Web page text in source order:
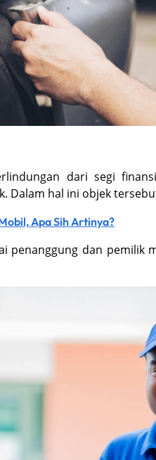
dari segi
Dalam hal ini objek
Apa Sih Artinya?
penanggung dan pemilik